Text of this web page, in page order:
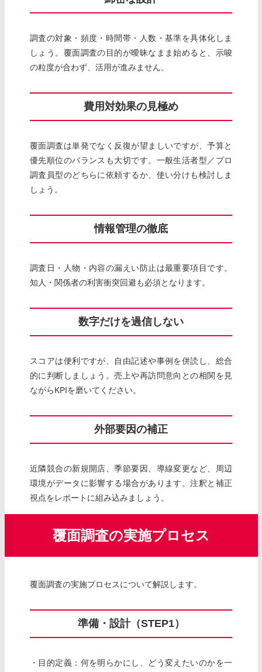
調査の対象・頻度・時間帯・人数・基準を具体化しま
しょう。覆面調査の目的が曖昧なまま始めると、示唆
の粒度が合わず、活用が進みません。
費用対効果の見極め
覆面調査は単発でなく反復が望ましいですが、予算と
優先順位のバランスも大切です。一般生活者型／プロ
調査員型のどちらに依頼するか、使い分けも検討しま
しょう。
情報管理の徹底
調査日・人物・内容の漏えい防止は最重要項目です。
知人・関係者の利害衝突回避も必須となります。
数字だけを過信しない
スコアは便利ですが、自由記述や事例を併読し、総合
的に判断しましょう。売上や再訪問意向との相関を見
ながらKPIを磨いてください。
外部要因の補正
近隣競合の新規開店、季節要因、導線変更など、周辺
環境がデータに影響する場合があります。注釈と補正
視点をレポートに組み込みましょう。
覆面調査の実施プロセス
覆面調査の実施プロセスについて解説します。
準備・設計（STEP1）
・目的定義：何を明らかにし、どう変えたいのかを一